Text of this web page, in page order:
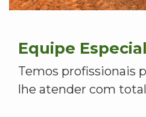
Equipe
Temos profissionais
lhe atender com